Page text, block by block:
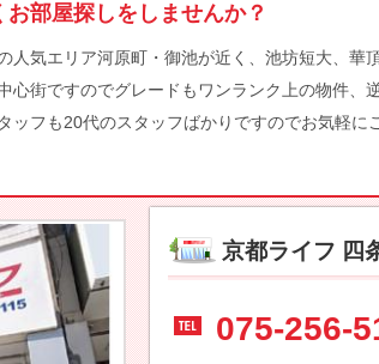
部屋探しをしませんか？
気エリア河原町・御池が近く、池坊短大、華
街ですのでグレードもワンランク上の物件、
フも20代のスタッフばかりですのでお気軽に
京都ライフ 四
075-256-